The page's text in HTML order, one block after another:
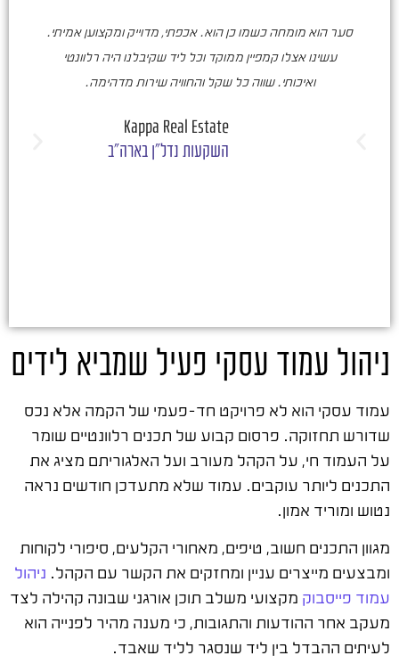
סער הוא מומחה כשמו כן הוא. אכפתי, מדוייק ומקצוען אמיתי.
עשינו אצלו קמפיין ממוקד וכל ליד שקיבלנו היה רלוונטי
ואיכותי. שווה כל שקל והחוויה שירות מדהימה.
Kappa Real Estate
השקעות נדל"ן בארה"ב
ניהול עמוד עסקי פעיל שמביא לידים
עמוד עסקי הוא לא פרויקט חד-פעמי של הקמה אלא נכס
שדורש תחזוקה. פרסום קבוע של תכנים רלוונטיים שומר
על העמוד חי, על הקהל מעורב ועל האלגוריתם מציג את
התכנים ליותר עוקבים. עמוד שלא מתעדכן חודשים נראה
נטוש ומוריד אמון.
מגוון התכנים חשוב, טיפים, מאחורי הקלעים, סיפורי לקוחות
ומבצעים מייצרים עניין ומחזקים את הקשר עם הקהל. ניהול
עמוד פייסבוק מקצועי משלב תוכן אורגני שבונה קהילה לצד
מעקב אחר ההודעות והתגובות, כי מענה מהיר לפנייה הוא
לעיתים ההבדל בין ליד שנסגר לליד שאבד.